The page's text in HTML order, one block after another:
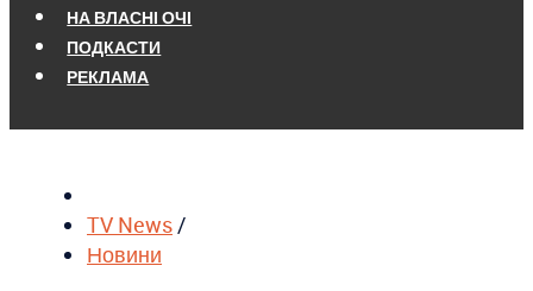
НА ВЛАСНІ ОЧІ
ПОДКАСТИ
РЕКЛАМА
TV News/
Новини